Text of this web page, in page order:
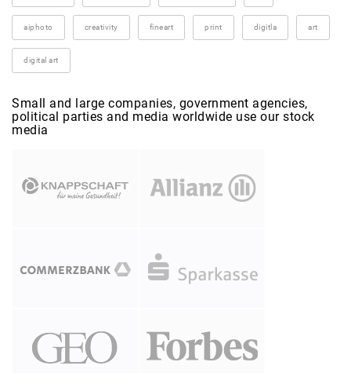
aiphoto creativity fineart print digitla art
digital art
Small and large companies, government agencies,
political parties and media worldwide use our stock
media